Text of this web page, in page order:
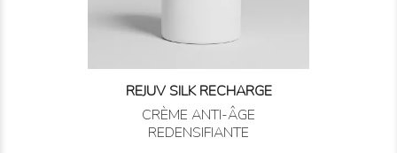
REJUV SILK RECHARGE
CRÈME ANTI-ÂGE
REDENSIFIANTE